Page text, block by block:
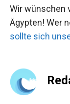
Wir wünschen
Ägypten! Wer
sollte sich